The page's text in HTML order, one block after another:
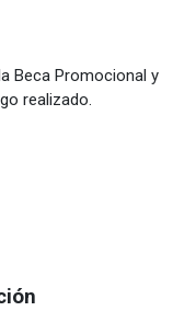
Beca Promocional y
realizado.